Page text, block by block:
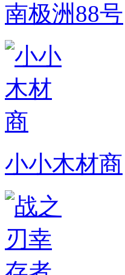
南极洲88号
小小木材商